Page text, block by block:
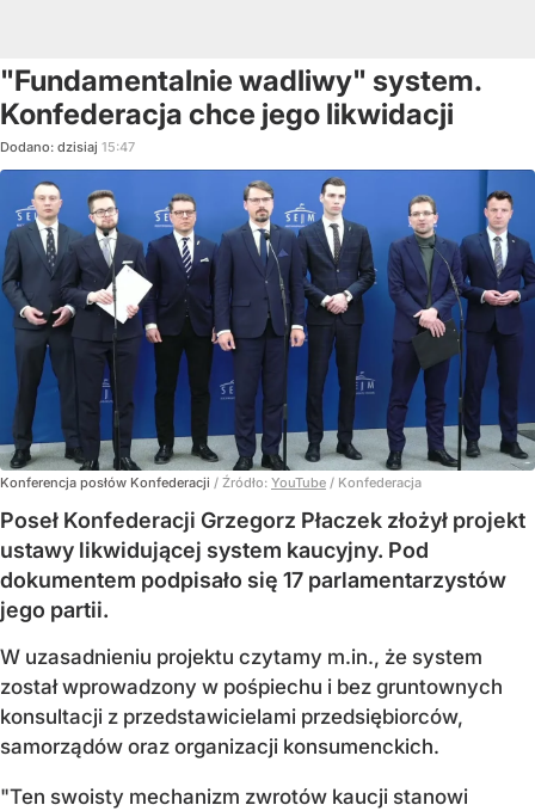
"Fundamentalnie wadliwy" system.
Konfederacja chce jego likwidacji
Dodano: dzisiaj 15:47
Konferencja posłów Konfederacji / Źródło: YouTube / Konfederacja
Poseł Konfederacji Grzegorz Płaczek złożył projekt
ustawy likwidującej system kaucyjny. Pod
dokumentem podpisało się 17 parlamentarzystów
jego partii.
W uzasadnieniu projektu czytamy m.in., że system
został wprowadzony w pośpiechu i bez gruntownych
konsultacji z przedstawicielami przedsiębiorców,
samorządów oraz organizacji konsumenckich.
"Ten swoisty mechanizm zwrotów kaucji stanowi